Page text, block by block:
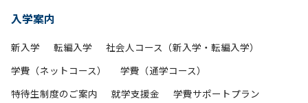
入学案内
新入学 転編入学
社会人コース（新入学・転編入学）
学費（ネットコース）
学費（通学コース）
特待生制度のご案内
就学支援金
学費サポートプラン